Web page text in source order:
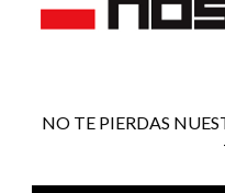
NO TE PIERDAS